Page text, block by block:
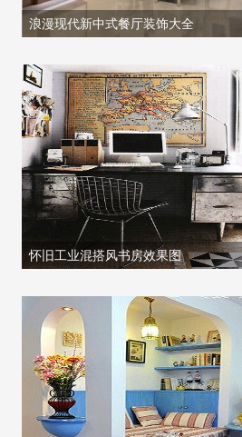
浪漫现代新中式餐厅装饰大全
怀旧工业混搭风书房效果图